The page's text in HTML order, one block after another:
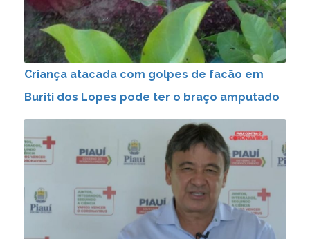
Criança atacada com golpes de facão em
Buriti dos Lopes pode ter o braço amputado